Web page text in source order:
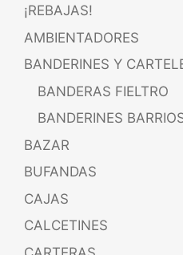
¡REBAJAS!
AMBIENTADORES
BANDERINES Y
BANDERAS FIELTRO
BANDERINES
BAZAR
BUFANDAS
CAJAS
CALCETINES